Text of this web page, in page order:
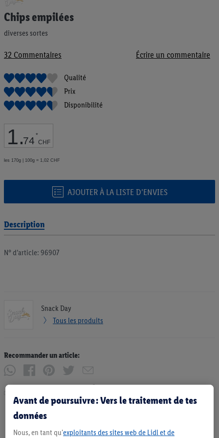
Chips empilées
diverses sortes
32 Commentaires Écrire un commentaire
Qualité
Prix
Disponibilité
1.74 *
CHF
les 170g | 100g = 1,02 CHF
AJOUTER À LA LISTE D’ENVIES
au
début
la
d’images
Description
N° d’article: 96907
Snack Day
Tous les produits
Recommander un article:
Imprimer
Avant de poursuivre : Vers le traitement de tes
données
Nous, en tant qu'exploitants des sites web de Lidl et de